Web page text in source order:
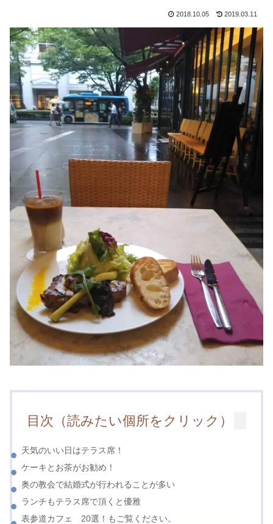
2018.10.05 2019.03.11
目次（読みたい個所をクリック）
天気のいい日はテラス席！
ケーキとお茶がお勧め！
奥の教会で結婚式が行われることが多い
ランチもテラス席で頂くと優雅
表参道カフェ 20選！もご覧ください。